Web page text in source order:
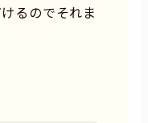
るのでそれま